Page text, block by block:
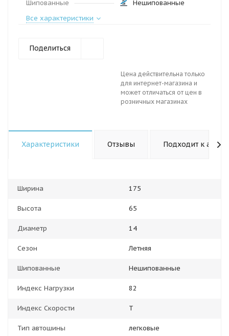
Шипованные
Нешипованные
Все характеристики
Поделиться
Цена действительна только
для интернет-магазина и
может отличаться от цен в
розничных магазинах
Характеристики Отзывы Подходит к авто
Ширина 175
Высота 65
Диаметр 14
Сезон Летняя
Шипованные Нешипованные
Индекс Нагрузки 82
Индекс Скорости T
Тип автошины легковые